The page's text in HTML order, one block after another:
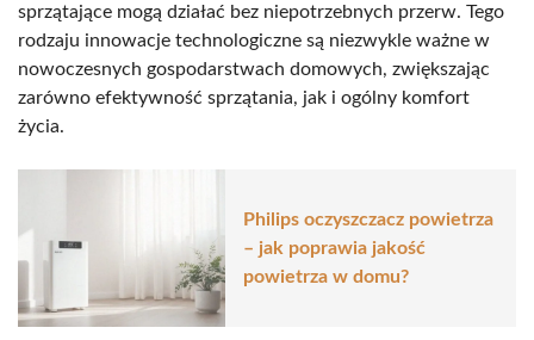
sprzątające mogą działać bez niepotrzebnych przerw. Tego
rodzaju innowacje technologiczne są niezwykle ważne w
nowoczesnych gospodarstwach domowych, zwiększając
zarówno efektywność sprzątania, jak i ogólny komfort
życia.
Philips oczyszczacz powietrza
– jak poprawia jakość
powietrza w domu?